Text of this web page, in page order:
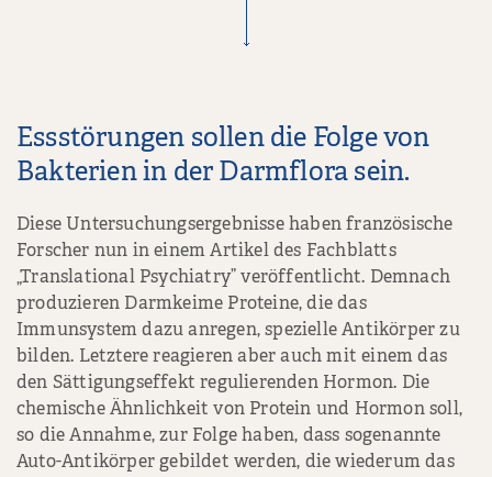
Essstörungen sollen die Folge von
Bakterien in der Darmflora sein.
Diese Untersuchungsergebnisse haben französische
Forscher nun in einem Artikel des Fachblatts
„Translational Psychiatry” veröffentlicht. Demnach
produzieren Darmkeime Proteine, die das
Immunsystem dazu anregen, spezielle Antikörper zu
bilden. Letztere reagieren aber auch mit einem das
den Sättigungseffekt regulierenden Hormon. Die
chemische Ähnlichkeit von Protein und Hormon soll,
so die Annahme, zur Folge haben, dass sogenannte
Auto-Antikörper gebildet werden, die wiederum das